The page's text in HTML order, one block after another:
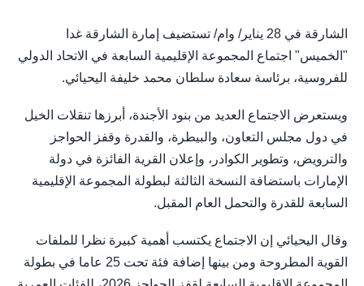
الشارقة في 28 يناير/ وام/ تستضيف إمارة الشارقة غدا
"الخميس" اجتماع المجموعة الإقليمية السابعة في الاتحاد الدولي
للفروسية، برئاسة سعادة سلطان محمد خليفة اليحيائي.
ويستعرض الاجتماع العديد من بنود الأجندة، أبرزها تنقلات الخيل
في دول مجلس التعاون، والبيطرة، والقدرة وقفز الحواجز
والترويض، وتطوير الكوادر، وإعلان القرية الفائزة في دولة
الإمارات باستضافة النسخة الثالثة لبطولة المجموعة الإقليمية
السابعة للقدرة والتحمل العام المقبل.
وقال اليحيائي إن الاجتماع يكتسب أهمية كبيرة نظرا للملفات
القوية المطروحة ومن بينها إضافة فئة تحت 25 عاما في بطولة